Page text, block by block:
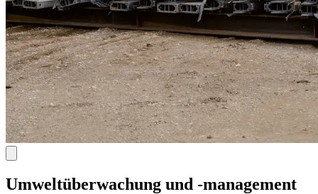
Umweltüberwachung und -management